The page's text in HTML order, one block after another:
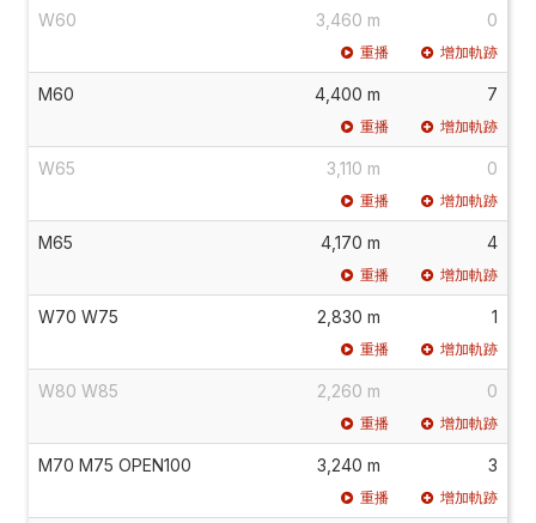
W60 3,460 m 0
重播 增加軌跡
M60 4,400 m 7
重播 增加軌跡
W65 3,110 m 0
重播 增加軌跡
M65 4,170 m 4
重播 增加軌跡
W70 W75 2,830 m 1
重播 增加軌跡
W80 W85 2,260 m 0
重播 增加軌跡
M70 M75 OPEN100 3,240 m 3
重播 增加軌跡